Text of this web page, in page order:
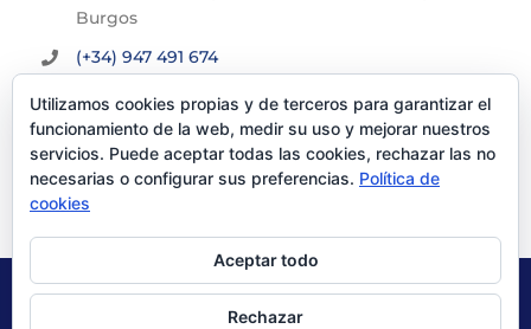
Burgos
(+34) 947 491 674
info@glezco.com
© Glezco Asesores y Consultores 2019 | Todos los derechos
Utilizamos cookies propias y de terceros para garantizar el
funcionamiento de la web, medir su uso y mejorar nuestros
servicios. Puede aceptar todas las cookies, rechazar las no
necesarias o configurar sus preferencias. Política de
cookies
Aceptar todo
Rechazar